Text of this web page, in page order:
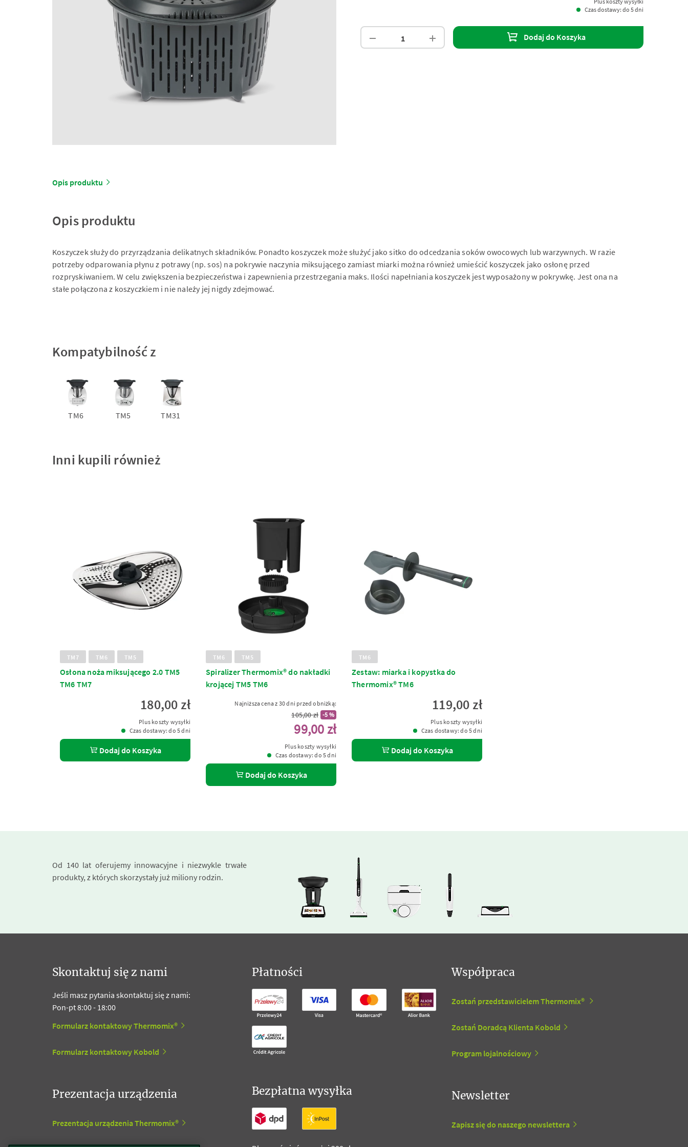
Czas dostawy: do 5 dni
Dodaj do Koszyka
Opis produktu
Opis produktu
Koszyczek służy do przyrządzania delikatnych składników. Ponadto koszyczek może służyć jako sitko do odcedzania soków owocowych lub warzywnych. W razie
potrzeby odparowania płynu z potrawy (np. sos) na pokrywie naczynia miksującego zamiast miarki można również umieścić koszyczek jako osłonę przed
rozpryskiwaniem. W celu zwiększenia bezpieczeństwa i zapewnienia przestrzegania maks. Ilości napełniania koszyczek jest wyposażony w pokrywkę. Jest ona na
stałe połączona z koszyczkiem i nie należy jej nigdy zdejmować.
Kompatybilność z
TM6 TM5 TM31
Inni kupili również
TM7 TM6 TM5
Osłona noża miksującego 2.0 TM5
TM6 TM7
180,00 zł
Plus koszty wysyłki
Czas dostawy: do 5 dni
Dodaj do Koszyka
TM6 TM5
Spiralizer Thermomix® do nakładki
krojącej TM5 TM6
Najniższa cena z 30 dni przed obniżką:
105,00 zł -5 %
99,00 zł
Plus koszty wysyłki
Czas dostawy: do 5 dni
Dodaj do Koszyka
TM6
Zestaw: miarka i kopystka do
Thermomix® TM6
119,00 zł
Plus koszty wysyłki
Czas dostawy: do 5 dni
Dodaj do Koszyka
Od 140 lat oferujemy innowacyjne i niezwykle trwałe
produkty, z których skorzystały już miliony rodzin.
Skontaktuj się z nami
Jeśli masz pytania skontaktuj się z nami:
Pon-pt 8:00 - 18:00
Formularz kontaktowy Thermomix®
Formularz kontaktowy Kobold
Prezentacja urządzenia
Prezentacja urządzenia Thermomix®
Płatności
Bezpłatna wysyłka
Współpraca
Zostań przedstawicielem Thermomix®
Zostań Doradcą Klienta Kobold
Program lojalnościowy
Newsletter
Zapisz się do naszego newslettera